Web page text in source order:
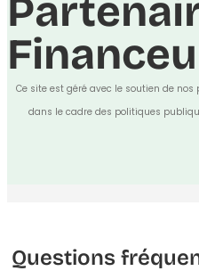
Ce site est géré avec le soutien de
dans le cadre des politiques
Questions